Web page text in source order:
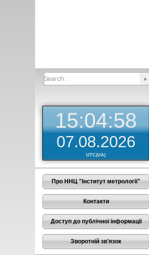
15:04:58
07.08.2026
UTC(UA)
Про ННЦ "Інститут метрології"
Контакти
Доступ до публічної інформації
Зворотній зв'язок